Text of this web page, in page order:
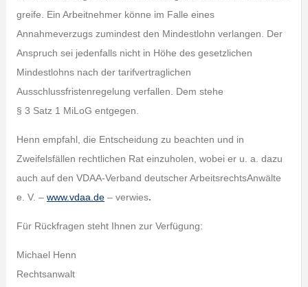
greife. Ein Arbeitnehmer könne im Falle eines
Annahmeverzugs zumindest den Mindestlohn verlangen. Der
Anspruch sei jedenfalls nicht in Höhe des gesetzlichen
Mindestlohns nach der tarifvertraglichen
Ausschlussfristenregelung verfallen. Dem stehe
§ 3 Satz 1 MiLoG entgegen.
Henn empfahl, die Entscheidung zu beachten und in
Zweifelsfällen rechtlichen Rat einzuholen, wobei er u. a. dazu
auch auf den VDAA-Verband deutscher ArbeitsrechtsAnwälte
e. V. – www.vdaa.de– verwies.
Für Rückfragen steht Ihnen zur Verfügung:
Michael Henn
Rechtsanwalt